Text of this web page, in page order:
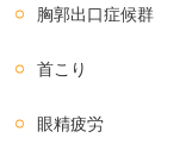
胸郭出口症候群
首こり
眼精疲労